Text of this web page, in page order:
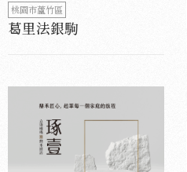
桃園市蘆竹區
葛里法銀駒